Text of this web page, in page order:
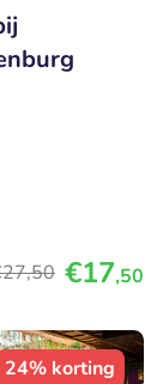
,50 €17,50
24% korting